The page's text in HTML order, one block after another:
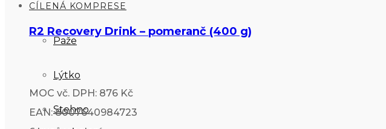
CÍLENÁ KOMPRESE
Paže
Lýtko
Stehno
R2 Recovery Drink – pomeranč (400 g)
MOC vč. DPH: 876 Kč
EAN: 8007640984723